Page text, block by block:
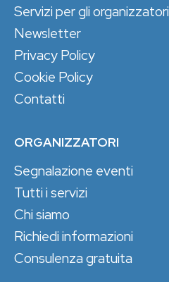
Servizi per gli organizzatori
Newsletter
Privacy Policy
Cookie Policy
Contatti
ORGANIZZATORI
Segnalazione eventi
Tutti i servizi
Chi siamo
Richiedi informazioni
Consulenza gratuita